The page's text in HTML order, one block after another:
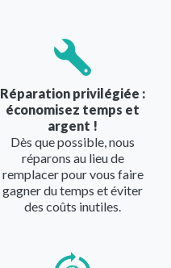
Réparation privilégiée :
économisez temps et
argent !
Dès que possible, nous
réparons au lieu de
remplacer pour vous faire
gagner du temps et éviter
des coûts inutiles.